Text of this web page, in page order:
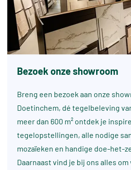
Bezoek onze showroom
Breng een bezoek aan onze
Doetinchem, dé tegelbeleving
meer dan 600 m² ontdek je
tegelopstellingen, alle nodige
mozaïeken en handige doe-het-
Daarnaast vind je bij ons alles